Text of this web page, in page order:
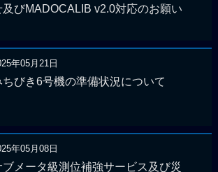
及びMADOCALIB v2.0対応のお願い
年05月21日
ちびき6号機の準備状況について
年05月08日
ブメータ級測位補強サービス及び災